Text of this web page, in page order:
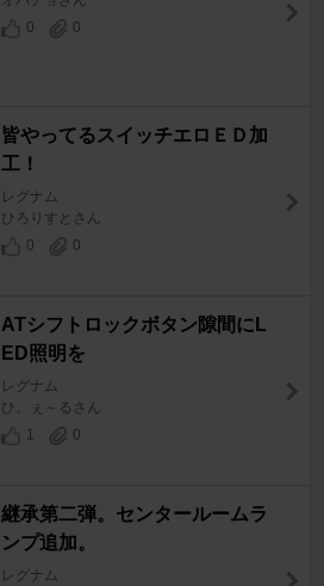
0
0
皆やってるスイッチエロＥＤ加
工！
レグナム
ひろりすとさん
0
0
ATシフトロックボタン隙間にL
ED照明を
レグナム
ひ。ぇ～るさん
1
0
継承第二弾。センタールームラ
ンプ追加。
レグナム